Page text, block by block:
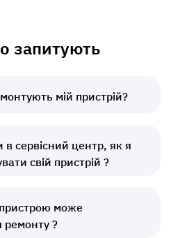
запитують
мій пристрій?
в сервісний центр, як я
свій пристрій ?
може
ремонту ?